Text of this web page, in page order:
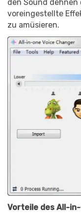
den Sound
voreingestellte
zu amüsieren.
Vorteile des All-